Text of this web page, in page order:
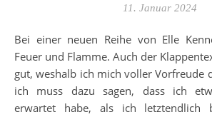
11. Januar 2024
Bei einer neuen Reihe von Elle Kennedy bin ich direkt
Feuer und Flamme. Auch der
gut, weshalb ich mich voller Vorfreude
ich muss dazu sagen, dass ich
erwartet habe, als ich letztendlich